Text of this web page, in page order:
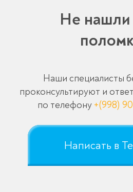
Не
Наши специалисты
проконсультируют и
по телефону +(998)
Написать в